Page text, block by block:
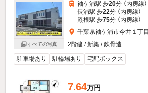
すべての写真
袖ケ浦駅 歩20分 （内房線）
長浦駅 歩22分 （内房線）
巌根駅 歩75分 （内房線）
千葉県袖ケ浦市今井１丁目
2階建 / 新築 / 鉄骨造
駐車場あり 駐輪場あり 宅配ボックス
7.64万円